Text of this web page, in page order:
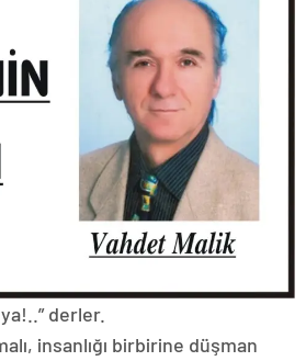
derler.
insanlığı birbirine düşman